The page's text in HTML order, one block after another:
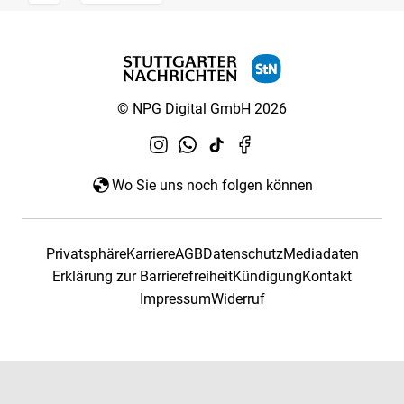
© NPG Digital GmbH 2026
Wo Sie uns noch folgen können
PrivatsphäreKarriereAGBDatenschutzMediadaten
Erklärung zur BarrierefreiheitKündigungKontakt
ImpressumWiderruf